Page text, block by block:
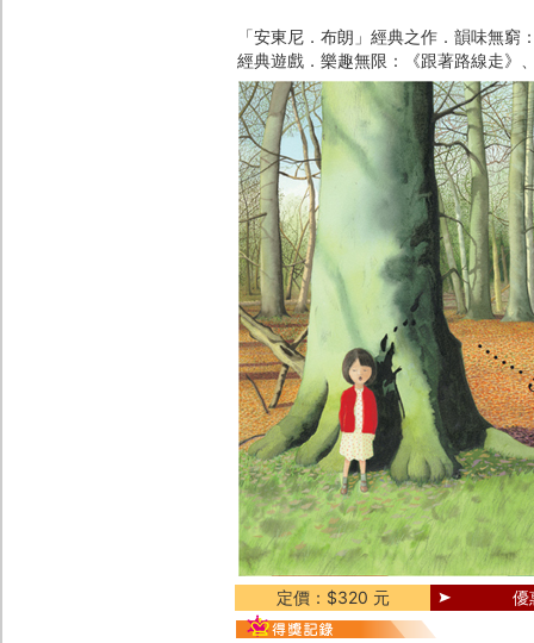
「安東尼．布朗」經典之作．韻味無
經典遊戲．樂趣無限：《跟著路線走》
定價：$320 元 優